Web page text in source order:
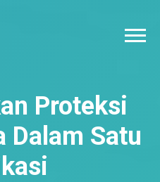
Proteksi
Dalam Satu